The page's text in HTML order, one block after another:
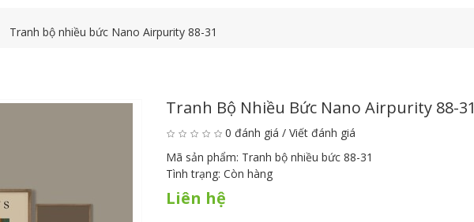
Tranh bộ nhiều bức Nano Airpurity 88-31
Tranh Bộ Nhiều Bức Nano Airpurity 88-31
0 đánh giá / Viết đánh giá
Mã sản phẩm: Tranh bộ nhiều bức 88-31
Tình trạng: Còn hàng
Liên hệ